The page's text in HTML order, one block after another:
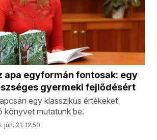
apa egyformán fontosak: egy
gyermeki fejlődésért
egy klasszikus értékeket
könyvet mutatunk be.
jún. 21. 12:50